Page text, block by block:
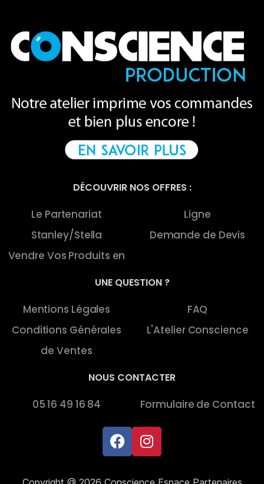
DÉCOUVRIR NOS OFFRES :
Le Partenariat
Stanley/Stella
Vendre Vos Produits en
Ligne
Demande de Devis
UNE QUESTION ?
Mentions Légales
Conditions Générales
de Ventes
FAQ
L'Atelier Conscience
NOUS CONTACTER
05 16 49 16 84 Formulaire de Contact